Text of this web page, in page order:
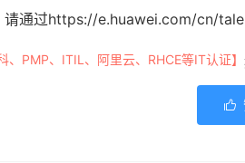
请通过https://e.huawei.com/cn/
、PMP、ITIL、阿里云、RHCE等IT认证】
